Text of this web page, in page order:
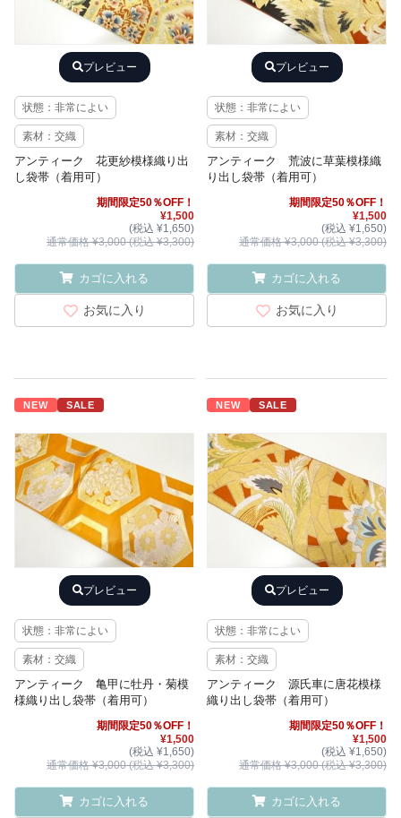
プレビュー
状態：非常によい
素材：交織
アンティーク 花更紗模様織り出
し袋帯（着用可）
期間限定50％OFF！
¥1,500
(税込 ¥1,650)
通常価格 ¥3,000 (税込 ¥3,300)
カゴに入れる
お気に入り
プレビュー
状態：非常によい
素材：交織
アンティーク 荒波に草葉模様織
り出し袋帯（着用可）
期間限定50％OFF！
¥1,500
(税込 ¥1,650)
通常価格 ¥3,000 (税込 ¥3,300)
カゴに入れる
お気に入り
NEW SALE
プレビュー
状態：非常によい
素材：交織
アンティーク 亀甲に牡丹・菊模
様織り出し袋帯（着用可）
期間限定50％OFF！
¥1,500
(税込 ¥1,650)
通常価格 ¥3,000 (税込 ¥3,300)
カゴに入れる
NEW SALE
プレビュー
状態：非常によい
素材：交織
アンティーク 源氏車に唐花模様
織り出し袋帯（着用可）
期間限定50％OFF！
¥1,500
(税込 ¥1,650)
通常価格 ¥3,000 (税込 ¥3,300)
カゴに入れる